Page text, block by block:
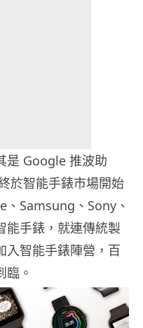
是 Google 推波助
於智能手錶市場開始
Samsung、Sony、
能手錶，就連傳統製
入智能手錶陣營，百
臨。